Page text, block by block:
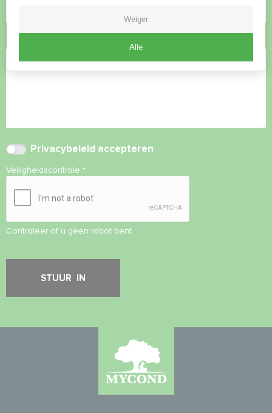
Privacybeleid accepteren
Veiligheidscontrole *
Controleer of u geen robot bent.
Weiger
Alle